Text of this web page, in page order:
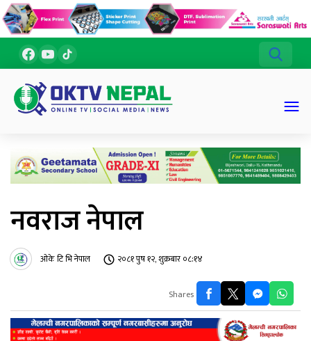
नवराज नेपाल
ओके टि भि नेपाल २०८१ पुष १२, शुक्रबार ०८:१४
Shares